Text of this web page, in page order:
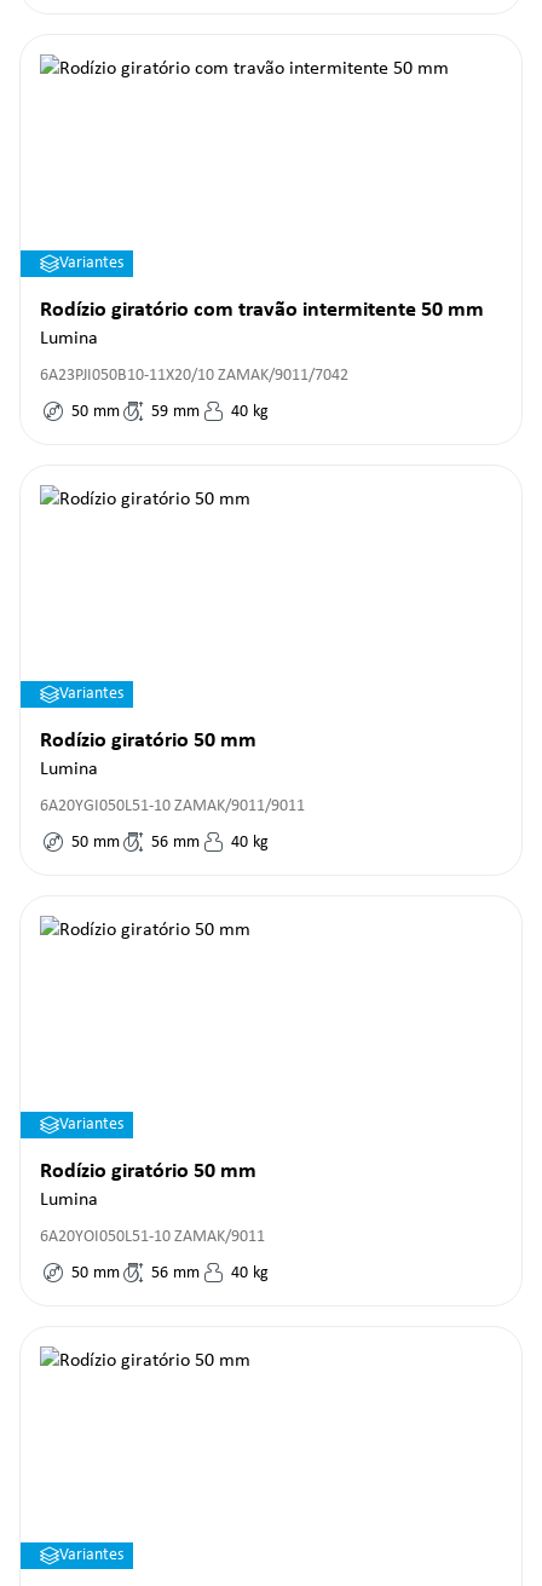
Variantes
Rodízio giratório com travão intermitente 50 mm
Lumina
6A23PJI050B10-11X20/10 ZAMAK/9011/7042
50 mm 59 mm 40 kg
Variantes
Rodízio giratório 50 mm
Lumina
6A20YGI050L51-10 ZAMAK/9011/9011
50 mm 56 mm 40 kg
Variantes
Rodízio giratório 50 mm
Lumina
6A20YOI050L51-10 ZAMAK/9011
50 mm 56 mm 40 kg
Variantes